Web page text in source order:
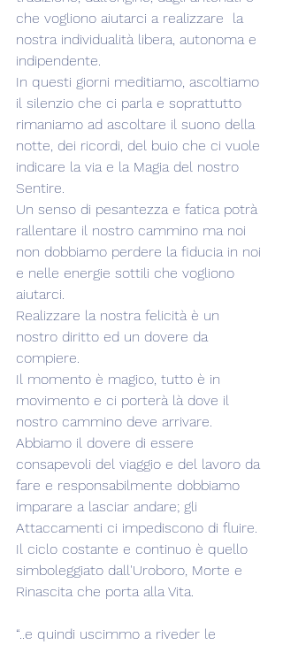
che vogliono aiutarci a realizzare  la
nostra individualità libera, autonoma e
indipendente.
In questi giorni meditiamo, ascoltiamo
il silenzio che ci parla e soprattutto
rimaniamo ad ascoltare il suono della
notte, dei ricordi, del buio che ci vuole
indicare la via e la Magia del nostro
Sentire.
Un senso di pesantezza e fatica potrà
rallentare il nostro cammino ma noi
non dobbiamo perdere la fiducia in noi
e nelle energie sottili che vogliono
aiutarci.
Realizzare la nostra felicità è un
nostro diritto ed un dovere da
compiere.
Il momento è magico, tutto è in
movimento e ci porterà là dove il
nostro cammino deve arrivare.
Abbiamo il dovere di essere
consapevoli del viaggio e del lavoro da
fare e responsabilmente dobbiamo
imparare a lasciar andare; gli
Attaccamenti ci impediscono di fluire.
Il ciclo costante e continuo è quello
simboleggiato dall'Uroboro, Morte e
Rinascita che porta alla Vita.
“..e quindi uscimmo a riveder le